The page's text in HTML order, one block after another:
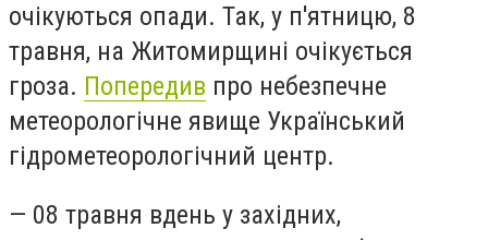
очікуються опади. Так, у п'ятницю, 8
травня, на Житомирщині очікується
гроза. Попередив про небезпечне
метеорологічне явище Український
гідрометеорологічний центр.
— 08 травня вдень у західних,